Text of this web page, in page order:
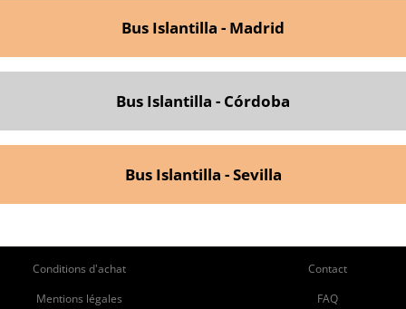
Bus Islantilla - Madrid
Bus Islantilla - Córdoba
Bus Islantilla - Sevilla
Conditions d'achat
Mentions légales
Contact
FAQ